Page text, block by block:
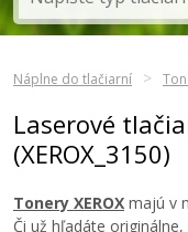
Náplne do tlačiarní
Laserové
(XEROX_3150)
Tonery XEROX majú v
Či už hľadáte